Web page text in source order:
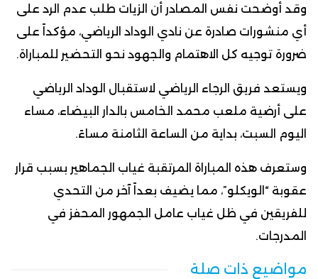
وقد أوضحت نفس المصادر أن الزيات طلب عدم الرد على
أي منشورات صادرة عن نادي الوداد الرياضي، مؤكداً على
ضرورة توجيه كل الاهتمام والجهود نحو التحضير للمباراة.
ويستعد فريق الرجاء الرياضي لاستقبال الوداد الرياضي
على أرضية ملعب محمد الخامس بالدار البيضاء، مساء
اليوم السبت، بداية من الساعة الثامنة مساءً.
وستعرف هذه المباراة المرتقبة غياب الجماهير بسبب قرار
عقوبة “الويكلو”، مما يضيف بعداً آخر من التحدي
للفريقين في ظل غياب عامل الجمهور المحفز في
المدرجات.
مواضيع ذات صلة